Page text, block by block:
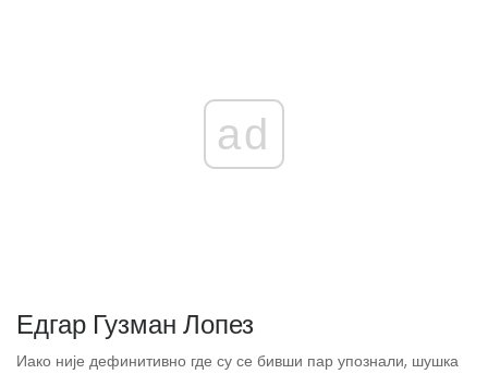
ad
Едгар Гузман Лопез
Иако није дефинитивно где су се бивши пар упознали, шушка